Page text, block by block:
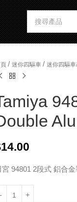
/ 迷你四驅車 / 迷你四驅
14.00
宮 94801 2段式 鋁合